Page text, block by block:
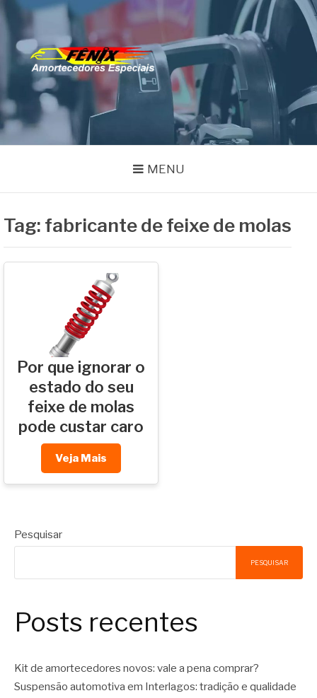
Pular
conteúdo
FENIX
AMORTECEDORES
Especialistas em Remanufatura de Amortecedores
MENU
Tag: fabricante de feixe de molas
Por que ignorar o
estado do seu
feixe de molas
pode custar caro
Veja Mais
Pesquisar
PESQUISAR
Posts recentes
Kit de amortecedores novos: vale a pena comprar?
Suspensão automotiva em Interlagos: tradição e qualidade